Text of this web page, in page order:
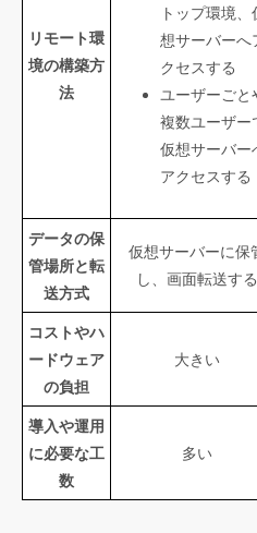
リモート環
境の構築方
法
トップ環境、
想サーバーへ
クセスする
ユーザーごと
複数ユーザー
仮想サーバー
アクセスする
データの保
管場所と転
送方式
仮想サーバーに保
し、画面転送する
コストやハ
ードウェア
の負担
大きい
導入や運用
に必要な工
数
多い